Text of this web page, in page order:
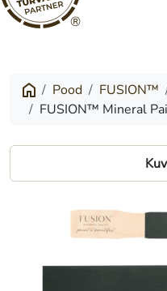
®
Paint
Wellington
500
ml
Pood FUSION™
FUSION™ Mineral